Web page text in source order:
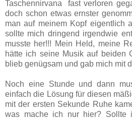
Taschennirvana fast verloren
doch schon etwas ernster
man auf meinem Kopf eigentlich
sollte mich dringend irgendwie
musste her!!! Mein Held, meine
hätte ich seine Musik auf beiden
blieb genügsam und gab mich mit
Noch eine Stunde und dann
einfach die Lösung für diesen
mit der ersten Sekunde Ruhe
was mache ich nur hier? Sollte